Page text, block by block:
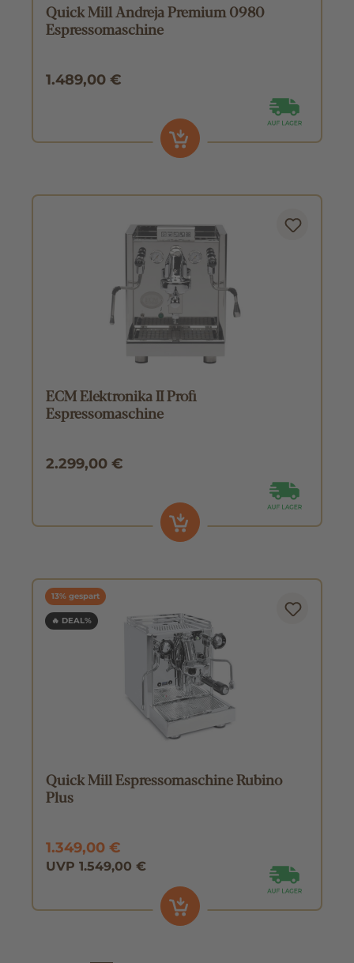
Quick Mill Andreja Premium 0980
Espressomaschine
1.489,00 €
ECM Elektronika II Profi
Espressomaschine
2.299,00 €
13% gespart
🔥 DEAL%
Quick Mill Espressomaschine Rubino
Plus
1.349,00 €
UVP 1.549,00 €